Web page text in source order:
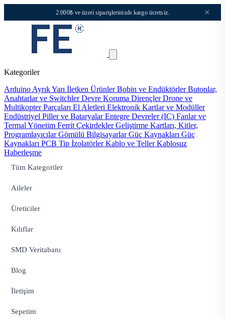
2.000₺ ve üzeri siparişlerinizde kargo ücretsiz. ×
Kategoriler
Arduino Ayrık Yarı İletken ÜrünlerBobin ve EndüktörlerButonlar,
Anahtarlar ve SwitchlerDevre Koruma DirençlerDrone ve
Multikopter Parçaları El Aletleri Elektronik Kartlar ve Modüller
Endüstriyel Piller ve BataryalarEntegre Devreler (IC) Fanlar ve
Termal Yönetim Ferrit ÇekirdeklerGeliştirme Kartları, Kitler,
ProgramlayıcılarGömülü BilgisayarlarGüç Kaynakları Güç
Kaynakları PCB Tip İzolatörlerKablo ve TellerKablosuz
Haberleşme
Tüm Kategoriler
Aileler
Üreticiler
Kılıflar
SMD Veritabanı
Blog
İletişim
Sepetim